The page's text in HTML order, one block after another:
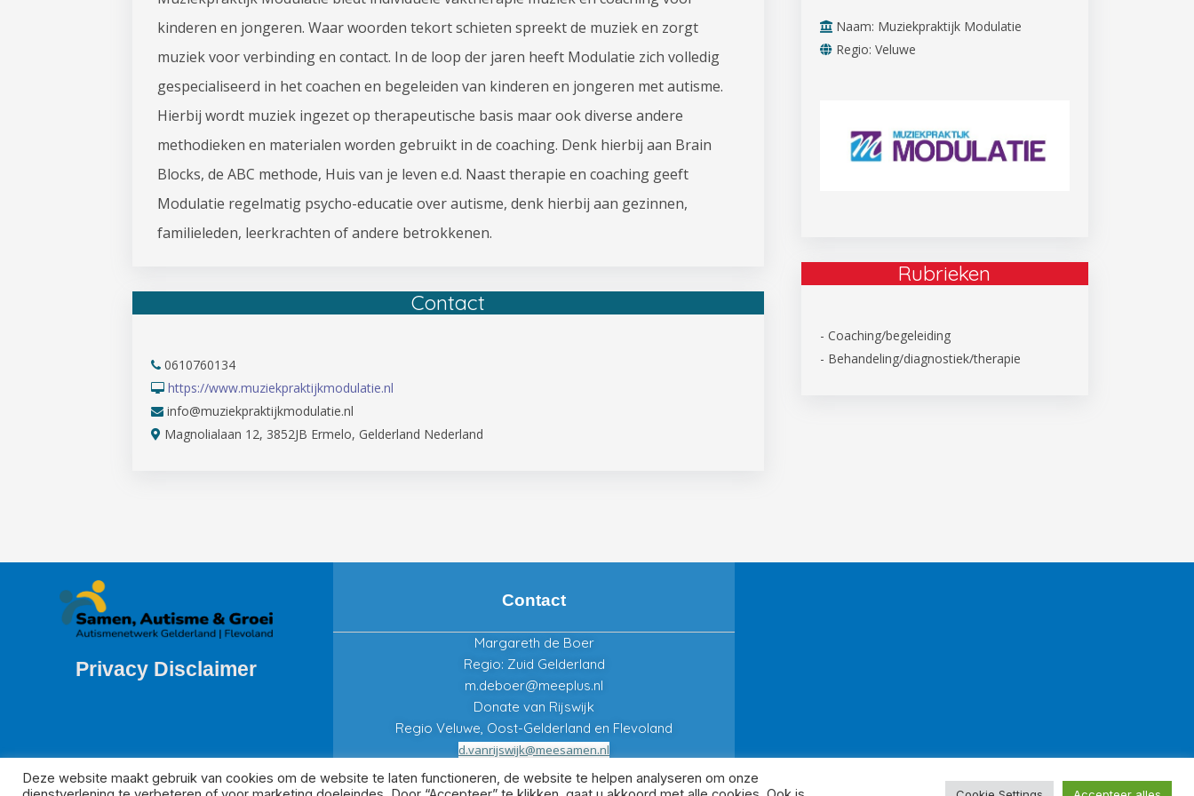
kinderen en jongeren. Waar woorden tekort schieten spreekt de muziek en zorgt
muziek voor verbinding en contact. In de loop der jaren heeft Modulatie zich volledig
gespecialiseerd in het coachen en begeleiden van kinderen en jongeren met autisme.
Hierbij wordt muziek ingezet op therapeutische basis maar ook diverse andere
methodieken en materialen worden gebruikt in de coaching. Denk hierbij aan Brain
Blocks, de ABC methode, Huis van je leven e.d. Naast therapie en coaching geeft
Modulatie regelmatig psycho-educatie over autisme, denk hierbij aan gezinnen,
familieleden, leerkrachten of andere betrokkenen.
Contact
0610760134
https://www.muziekpraktijkmodulatie.nl
info@muziekpraktijkmodulatie.nl
Magnolialaan 12, 3852JB Ermelo, Gelderland Nederland
Naam: Muziekpraktijk Modulatie
Regio: Veluwe
Rubrieken
- Coaching/begeleiding
- Behandeling/diagnostiek/therapie
Privacy Disclaimer
Contact
Margareth de Boer
Regio: Zuid Gelderland
m.deboer@meeplus.nl
Donate van Rijswijk
Regio Veluwe, Oost-Gelderland en Flevoland
d.vanrijswijk@meesamen.nl
Deze website maakt gebruik van cookies om de website te laten functioneren, de website te helpen analyseren om onze